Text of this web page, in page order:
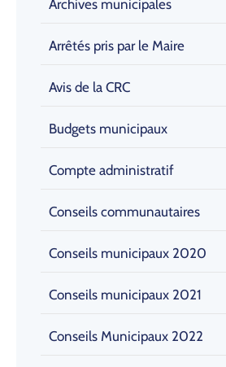
Archives municipales
Arrêtés pris par le Maire
Avis de la CRC
Budgets municipaux
Compte administratif
Conseils communautaires
Conseils municipaux 2020
Conseils municipaux 2021
Conseils Municipaux 2022